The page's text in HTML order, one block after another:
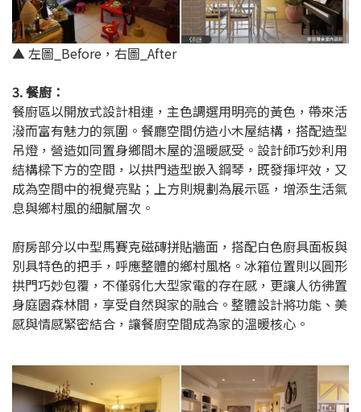
▲ 左圖_Before，右圖_After
3. 餐廚：
餐廚區以開放式設計相連，主色調選用明亮的黃色，帶來活
潑而富有魅力的氛圍。餐廳空間仿造小木屋結構，搭配造型
吊燈，營造如同置身鄉間木屋的溫暖感受。設計師巧妙利用
結構樑下方的空間，以拱門造型嵌入鋼琴，既發揮坪效，又
成為空間中的視覺亮點；上方則規劃為展示區，增添生活氣
息與鄉村風的細膩層次。
廚房部分以中型馬賽克磁磚拼貼牆面，搭配白色廚具面板與
別具特色的把手，呼應整體的鄉村風格。冰箱位置則以圓形
拱門巧妙包覆，不僅弱化大型家電的存在感，更讓人彷彿置
身庭園森林間，享受自然與家的融合。整體設計將功能、美
感與情感緊密結合，讓餐廚空間成為家的溫暖核心。